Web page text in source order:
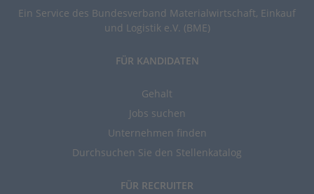
Ein Service des Bundesverband Materialwirtschaft, Einkauf
und Logistik e.V. (BME)
FÜR KANDIDATEN
Gehalt
Jobs suchen
Unternehmen finden
Durchsuchen Sie den Stellenkatalog
FÜR RECRUITER